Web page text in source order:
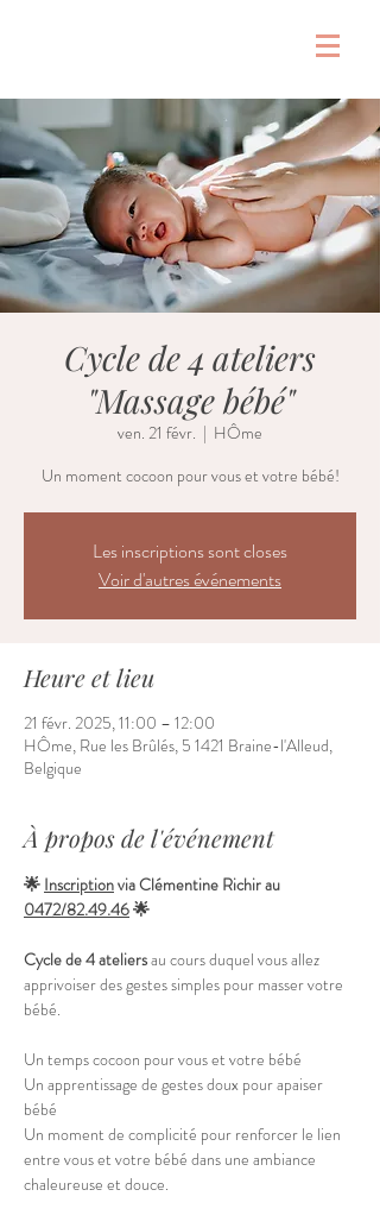
Cycle de 4 ateliers
"Massage bébé"
ven. 21 févr.
  |
HÔme
Un moment cocoon pour vous et votre bébé!
Les inscriptions sont closes
Voir d'autres événements
Heure et lieu
21 févr. 2025, 11:00 – 12:00
HÔme, Rue les Brûlés, 5 1421 Braine-l'Alleud,
Belgique
À propos de l'événement
🌟 Inscription via Clémentine Richir au
0472/82.49.46 🌟
Cycle de 4 ateliers au cours duquel vous allez
apprivoiser des gestes simples pour masser votre
bébé.
Un temps cocoon pour vous et votre bébé
Un apprentissage de gestes doux pour apaiser
bébé
Un moment de complicité pour renforcer le lien
entre vous et votre bébé dans une ambiance
chaleureuse et douce.